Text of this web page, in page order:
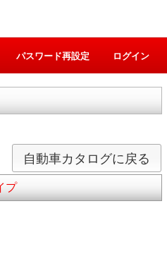
パスワード再設定 ログイン
自動車カタログに戻る
プ